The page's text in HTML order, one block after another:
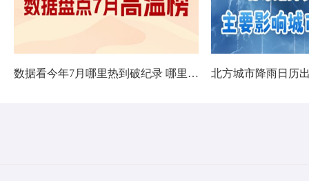
数据看今年7月哪里热到破纪录 哪里暑热连轴转